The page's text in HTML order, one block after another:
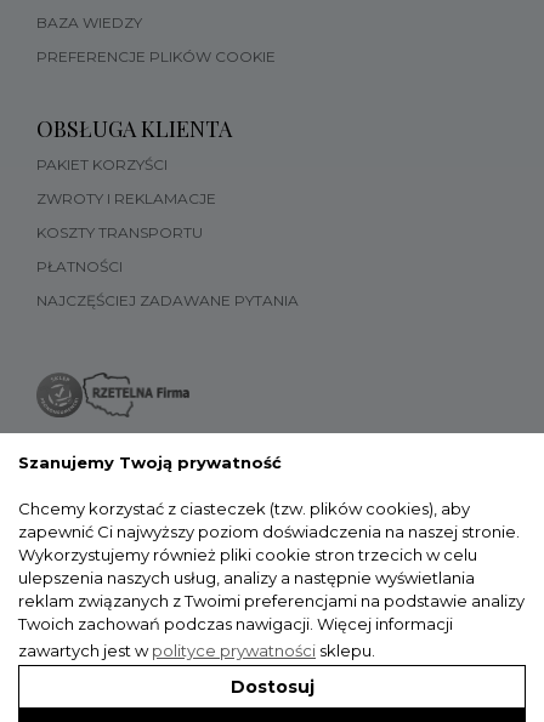
BAZA WIEDZY
PREFERENCJE PLIKÓW COOKIE
OBSŁUGA KLIENTA
PAKIET KORZYŚCI
ZWROTY I REKLAMACJE
KOSZTY TRANSPORTU
PŁATNOŚCI
NAJCZĘŚCIEJ ZADAWANE PYTANIA
Szanujemy Twoją prywatność
Chcemy korzystać z ciasteczek (tzw. plików cookies), aby
zapewnić Ci najwyższy poziom doświadczenia na naszej stronie.
Wykorzystujemy również pliki cookie stron trzecich w celu
ulepszenia naszych usług, analizy a następnie wyświetlania
reklam związanych z Twoimi preferencjami na podstawie analizy
Twoich zachowań podczas nawigacji. Więcej informacji
zawartych jest wpolityce prywatności sklepu.
Dostosuj